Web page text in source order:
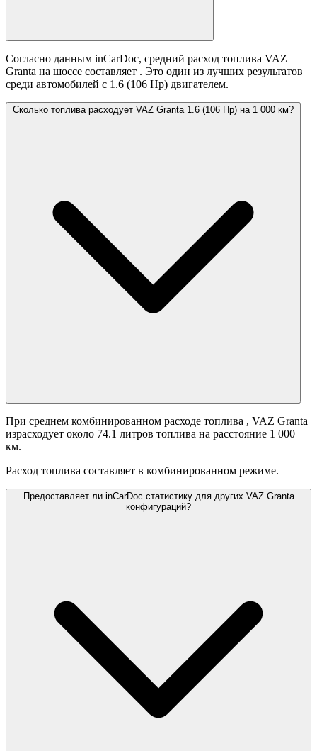
Согласно данным inCarDoc, средний расход топлива VAZ
Granta на шоссе составляет . Это один из лучших результатов
среди автомобилей с 1.6 (106 Hp) двигателем.
Сколько топлива расходует VAZ Granta 1.6 (106 Hp) на 1 000 км?
При среднем комбинированном расходе топлива , VAZ Granta
израсходует около 74.1 литров топлива на расстояние 1 000
км.
Расход топлива составляет в комбинированном режиме.
Предоставляет ли inCarDoc статистику для других VAZ Granta
конфигураций?